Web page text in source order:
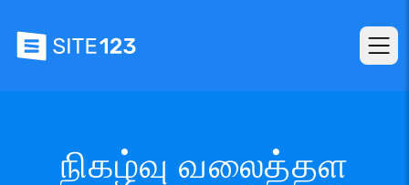
நிகழ்வு வலைத்தள